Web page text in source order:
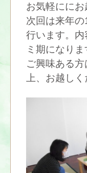
お気軽ににお
次回は来年
行います。
ミ期になりま
ご興味ある
上、お越しく